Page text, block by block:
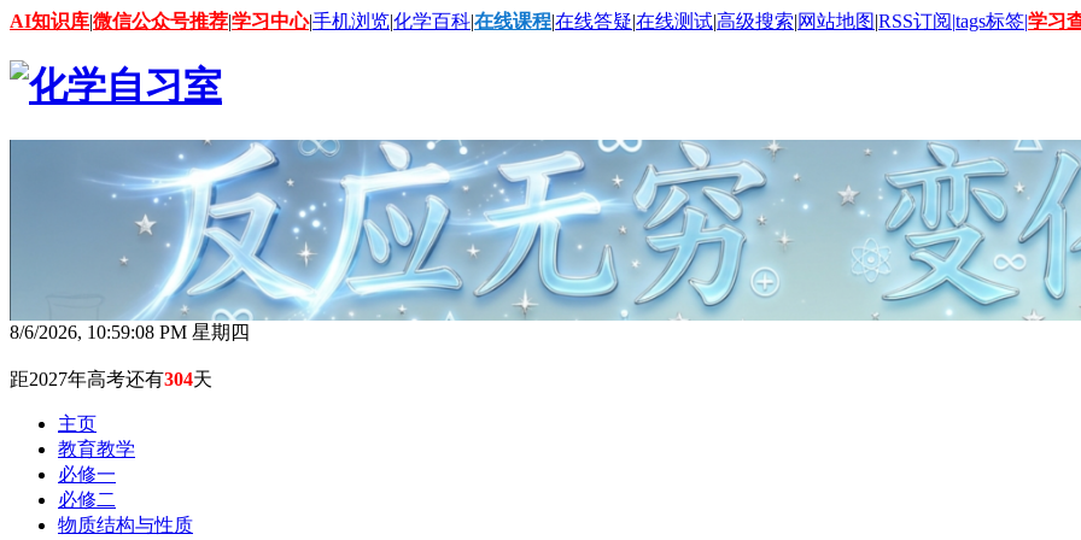
AI知识库|微信公众号推荐|学习中心|手机浏览|化学百科|在线课程|在线答疑|在线测试|高级搜索|网站地图|RSS订阅|tags标签|学习
8/6/2026, 10:59:09 PM 星期四
距2027年高考还有304天
主页
教育教学
必修一
必修二
物质结构与性质